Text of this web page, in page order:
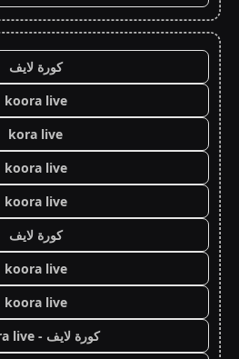
كورة لايف
koora live
kora live
koora live
koora live
كورة لايف
koora live
koora live
كورة لايف - koora live